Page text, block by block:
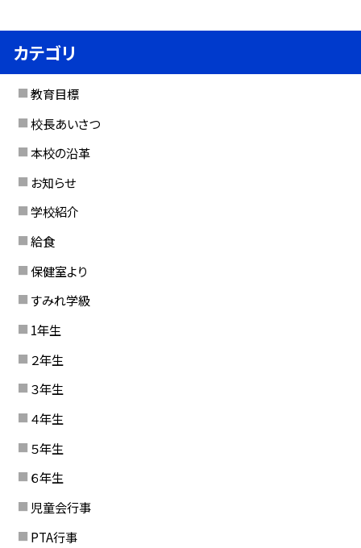
カテゴリ
教育目標
校長あいさつ
本校の沿革
お知らせ
学校紹介
給食
保健室より
すみれ学級
1年生
２年生
３年生
４年生
５年生
６年生
児童会行事
PTA行事